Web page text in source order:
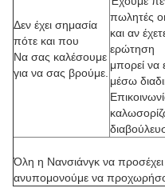
Δεν έχει σημασία
πότε και που
Να σας καλέσουμε
για να σας βρούμε.
πωλητές
και αν
ερώτηση
μπορεί να
μέσω
Όλη η Νανσιάνγκ να
ανυπομονούμε να